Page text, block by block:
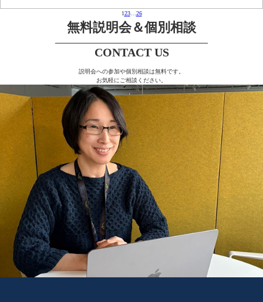
123… 26
無料説明会＆個別相談
CONTACT US
説明会への参加や個別相談は無料です。
お気軽にご相談ください。